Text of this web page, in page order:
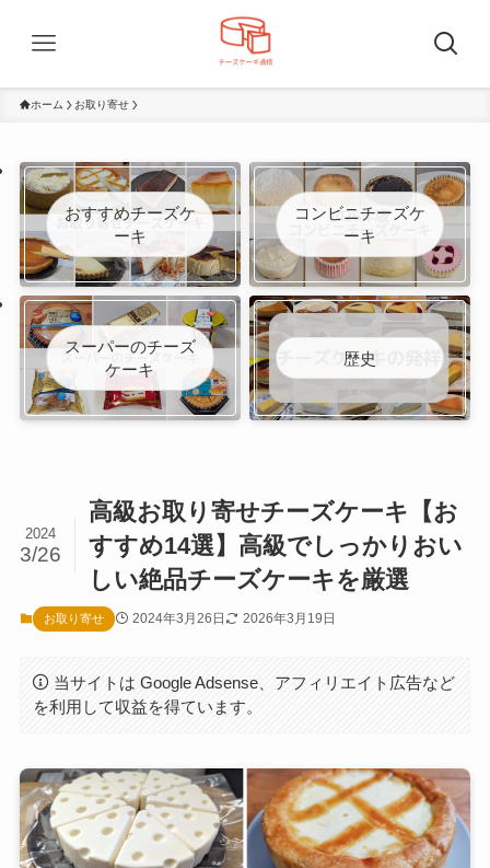
ホーム お取り寄せ
おすすめチーズケ
ーキ
コンビニチーズケ
ーキ
スーパーのチーズ
ケーキ
歴史
高級お取り寄せチーズケーキ【お
すすめ14選】高級でしっかりおい
しい絶品チーズケーキを厳選
2024
3/26
お取り寄せ 2024年3月26日 2026年3月19日
当サイトは Google Adsense、アフィリエイト広告など
を利用して収益を得ています。